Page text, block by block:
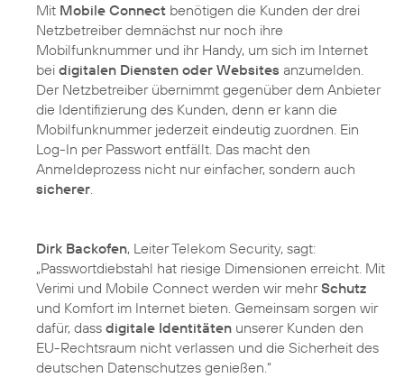
Mit Mobile Connect benötigen die Kunden der drei
Netzbetreiber demnächst nur noch ihre
Mobilfunknummer und ihr Handy, um sich im Internet
bei digitalen Diensten oder Websites anzumelden.
Der Netzbetreiber übernimmt gegenüber dem Anbieter
die Identifizierung des Kunden, denn er kann die
Mobilfunknummer jederzeit eindeutig zuordnen. Ein
Log-In per Passwort entfällt. Das macht den
Anmeldeprozess nicht nur einfacher, sondern auch
sicherer.
Dirk Backofen, Leiter Telekom Security, sagt:
„Passwortdiebstahl hat riesige Dimensionen erreicht. Mit
Verimi und Mobile Connect werden wir mehrSchutz
und Komfort im Internet bieten. Gemeinsam sorgen wir
dafür, dass digitale Identitäten unserer Kunden den
EU-Rechtsraum nicht verlassen und die Sicherheit des
deutschen Datenschutzes genießen.“